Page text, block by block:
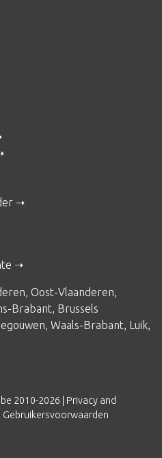
, Oost-Vlaanderen,
Brabant, Brussels
, Waals-Brabant, Luik,
2010-2026 | Privacy and
Gebruikersvoorwaarden